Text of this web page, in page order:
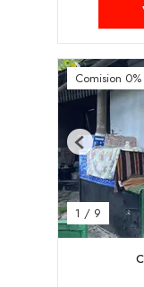
Comision 0%
1 / 9
Previous